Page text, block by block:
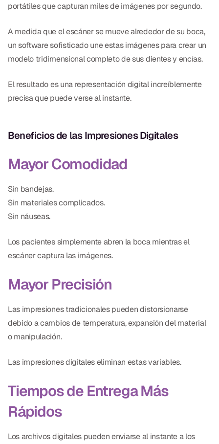
Impresiones Digitales
Radiografía Digital
ORTODONCIA
DOCTORES
Dr. Jared Gibbons
Dr. Hassan Haidar
Dr. Christian Bastien
Dr. Allen Newman
Dr. Marco Casco
Solicitar una Cita
portátiles que capturan miles de imágenes por segundo.
A medida que el escáner se mueve alrededor de su boca,
un software sofisticado une estas imágenes para crear un
modelo tridimensional completo de sus dientes y encías.
El resultado es una representación digital increíblemente
precisa que puede verse al instante.
Beneficios de las Impresiones Digitales
Mayor Comodidad
Sin bandejas.
Sin materiales complicados.
Sin náuseas.
Los pacientes simplemente abren la boca mientras el
escáner captura las imágenes.
Mayor Precisión
Las impresiones tradicionales pueden distorsionarse
debido a cambios de temperatura, expansión del material
o manipulación.
Las impresiones digitales eliminan estas variables.
Tiempos de Entrega Más
Rápidos
Los archivos digitales pueden enviarse al instante a los